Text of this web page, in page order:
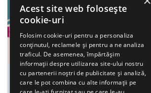
20 martie 2024-14:00( Europe/Bucharest
Acest site web folosește
cookie-uri
Folosim cookie-uri pentru a personaliza
conținutul, reclamele și pentru a ne analiza
traficul. De asemenea, împărtășim
informații despre utilizarea site-ului nostru
cu partenerii noștri de publicitate și analiză,
care le pot combina cu alte informații pe